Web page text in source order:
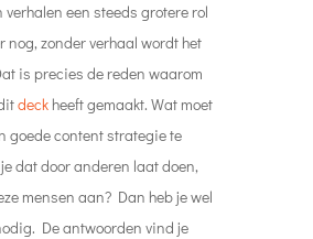
een steeds grotere rol
nog, zonder verhaal wordt het
is precies de reden waarom
deckheeft gemaakt. Wat moet
goede content strategie te
dat door anderen laat doen,
mensen aan? Dan heb je wel
De antwoorden vind je